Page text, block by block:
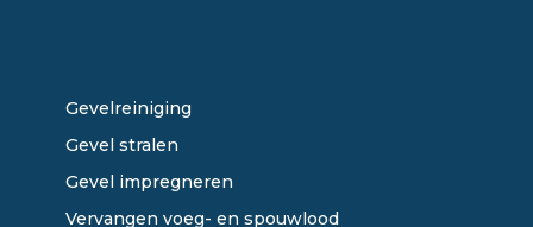
Gevelreiniging
Gevel stralen
Gevel impregneren
Vervangen voeg- en spouwlood